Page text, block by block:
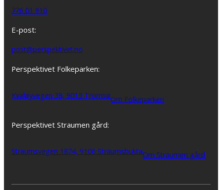
776 01 910
E-post:
post@perspektivet.no
Perspektivet Folkeparken:
Kvaløyvegen 38, 9013 TromsøOm Folkeparken
Perspektivet Straumen gård:
Straumsvegen 1874, 9106 StraumsbuktaOm Straumen gård